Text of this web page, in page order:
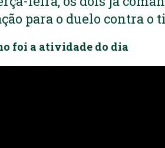
para o duelo contra o
foi a atividade do dia